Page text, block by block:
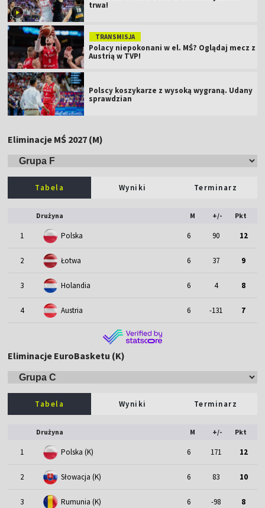
trwa!
TRANSMISJA
Polacy niepokonani w el. MŚ? Oglądaj mecz z
Austrią w TVP!
Polscy koszykarze z wysoką wygraną. Udany
sprawdzian
Eliminacje MŚ 2027 (M)
Tabela Wyniki Terminarz
Drużyna M +/- Pkt
1 Polska 6 90 12
2 Łotwa 6 37 9
3 Holandia 6 4 8
4 Austria 6 -131 7
Eliminacje EuroBasketu (K)
Tabela Wyniki Terminarz
Drużyna M +/- Pkt
1 Polska (K) 6 171 12
2 Słowacja (K) 6 83 10
3 Rumunia (K) 6 -98 8